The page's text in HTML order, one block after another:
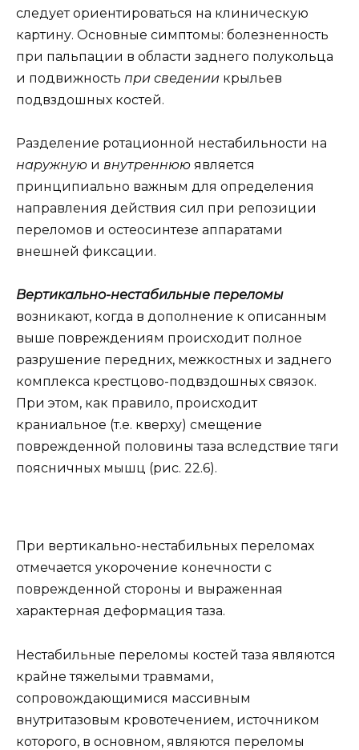
следует ориентироваться на клиническую
картину. Основные симптомы: болезненность
при пальпации в области заднего полукольца
и подвижность при сведении крыльев
подвздошных костей.
Разделение ротационной нестабильности на
наружную и внутреннюю является
принципиально важным для определения
направления действия сил при репозиции
переломов и остеосинтезе аппаратами
внешней фиксации.
Вертикально-нестабильные переломы
возникают, когда в дополнение к описанным
выше повреждениям происходит полное
разрушение передних, межкостных и заднего
комплекса крестцово-подвздошных связок.
При этом, как правило, происходит
краниальное (т.е. кверху) смещение
поврежденной половины таза вследствие тяги
поясничных мышц (рис. 22.6).
При вертикально-нестабильных переломах
отмечается укорочение конечности с
поврежденной стороны и выраженная
характерная деформация таза.
Нестабильные переломы костей таза являются
крайне тяжелыми травмами,
сопровождающимися массивным
внутритазовым кровотечением, источником
которого, в основном, являются переломы